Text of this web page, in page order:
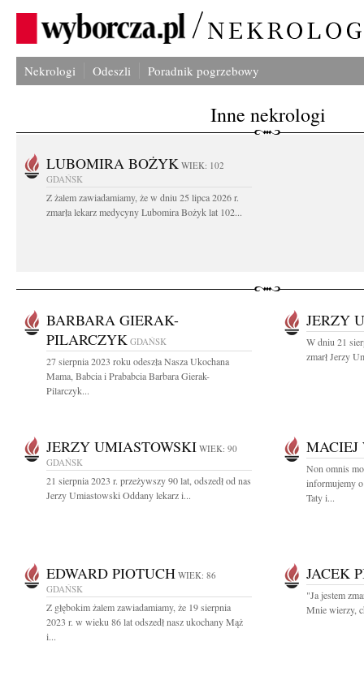
Nekrologi Odeszli Poradnik pogrzebowy
Inne nekrologi
LUBOMIRA BOŻYK WIEK: 102
GDAŃSK
Z żalem zawiadamiamy, że w dniu 25 lipca 2026 r.
zmarła lekarz medycyny Lubomira Bożyk lat 102...
BARBARA GIERAK-
PILARCZYK GDAŃSK
27 sierpnia 2023 roku odeszła Nasza Ukochana
Mama, Babcia i Prababcia Barbara Gierak-
Pilarczyk...
JERZY
W dniu 21
zmarł Jerzy
JERZY UMIASTOWSKI WIEK: 90
GDAŃSK
21 sierpnia 2023 r. przeżywszy 90 lat, odszedł od nas
Jerzy Umiastowski Oddany lekarz i...
MACIEJ
Non omnis
informujemy o
Taty i...
EDWARD PIOTUCH WIEK: 86
GDAŃSK
Z głębokim żalem zawiadamiamy, że 19 sierpnia
2023 r. w wieku 86 lat odszedł nasz ukochany Mąż
i...
JACEK
"Ja jestem
Mnie wierzy,